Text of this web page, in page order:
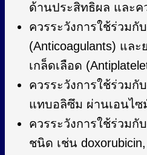
ด้านประสิทธิผล และค
ควรระวังการใช้ร่วมกั
(Anticoagulants) แล
เกล็ดเลือด
ควรระวังการใช้ร่วมกั
แทบอลิซึม ผ่านเอนไซ
ควรระวังการใช้ร่วมกั
ชนิด เช่น